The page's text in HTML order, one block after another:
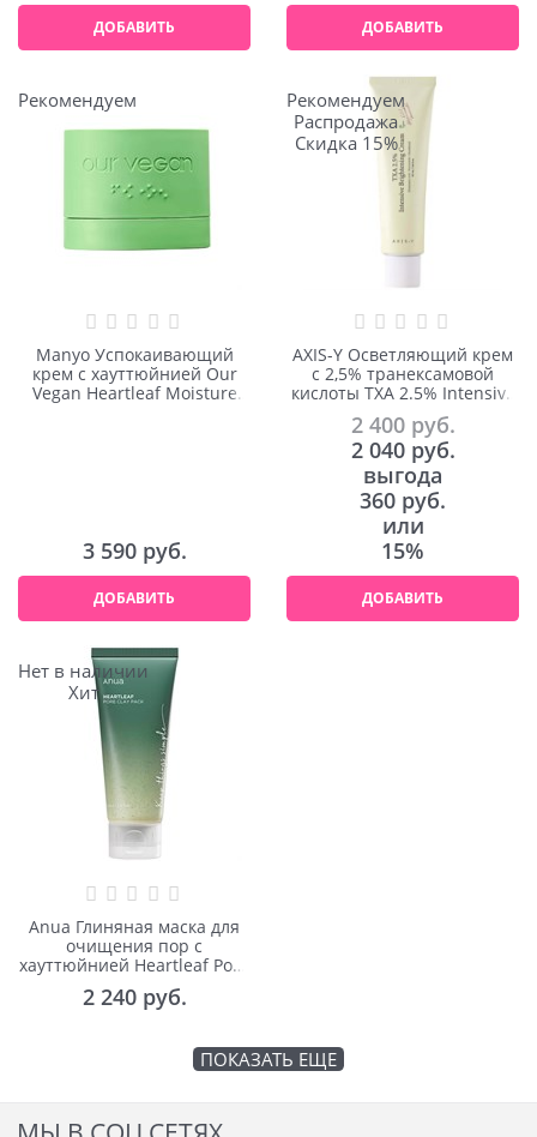
ДОБАВИТЬ ДОБАВИТЬ
Рекомендуем
Manyo Успокаивающий
крем с хауттюйнией Our
Vegan Heartleaf Moisture
3 590 руб.
ДОБАВИТЬ
Рекомендуем
Распродажа
Скидка 15%
AXIS-Y Осветляющий крем
с 2,5% транексамовой
кислоты TXA 2.5% Intensive
Brightening Cream
2 400 руб.
2 040 руб.
выгода
360 руб.
или
15%
ДОБАВИТЬ
Нет в наличии
Хит
Anua Глиняная маска для
очищения пор с
хауттюйнией Heartleaf Pore
Clay Pack 100ml
2 240 руб.
ПОКАЗАТЬ ЕЩЕ